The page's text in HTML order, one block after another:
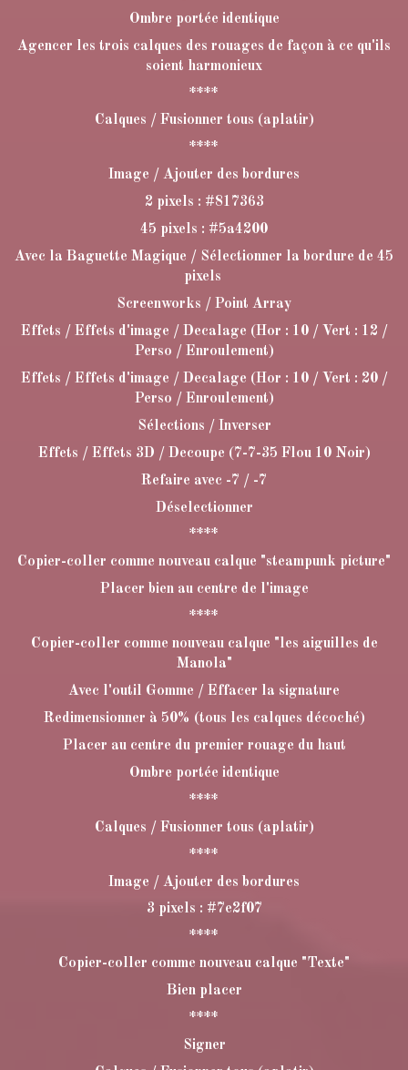
Ombre portée identique
Agencer les trois calques des rouages de façon à ce qu'ils
soient harmonieux
****
Calques / Fusionner tous (aplatir)
****
Image / Ajouter des bordures
2 pixels : #817363
45 pixels : #5a4200
Avec la Baguette Magique / Sélectionner la bordure de 45
pixels
Screenworks / Point Array
Effets / Effets d'image / Decalage (Hor : 10 / Vert : 12 /
Perso / Enroulement)
Effets / Effets d'image / Decalage (Hor : 10 / Vert : 20 /
Perso / Enroulement)
Sélections / Inverser
Effets / Effets 3D / Decoupe (7-7-35 Flou 10 Noir)
Refaire avec -7 / -7
Déselectionner
****
Copier-coller comme nouveau calque "steampunk picture"
Placer bien au centre de l'image
****
Copier-coller comme nouveau calque "les aiguilles de
Manola"
Avec l'outil Gomme / Effacer la signature
Redimensionner à 50% (tous les calques décoché)
Placer au centre du premier rouage du haut
Ombre portée identique
****
Calques / Fusionner tous (aplatir)
****
Image / Ajouter des bordures
3 pixels : #7e2f07
****
Copier-coller comme nouveau calque "Texte"
Bien placer
****
Signer